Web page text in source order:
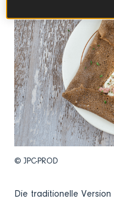
© JPC-PROD
Die traditionelle